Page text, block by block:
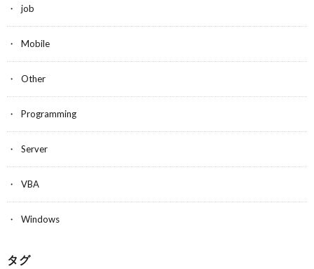
job
Mobile
Other
Programming
Server
VBA
Windows
タグ